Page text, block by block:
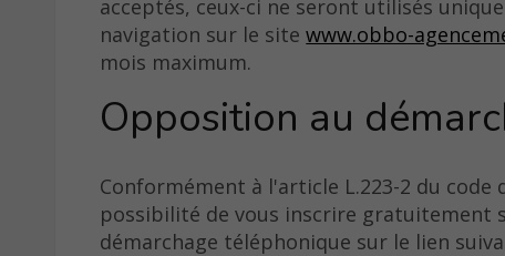
acceptés, ceux-ci ne seront utilisés
navigation sur le sitewww.obbo-
mois maximum.
Opposition au
Conformément à l'article L.223-2 du code
possibilité de vous inscrire gratuitement
démarchage téléphonique sur le lien